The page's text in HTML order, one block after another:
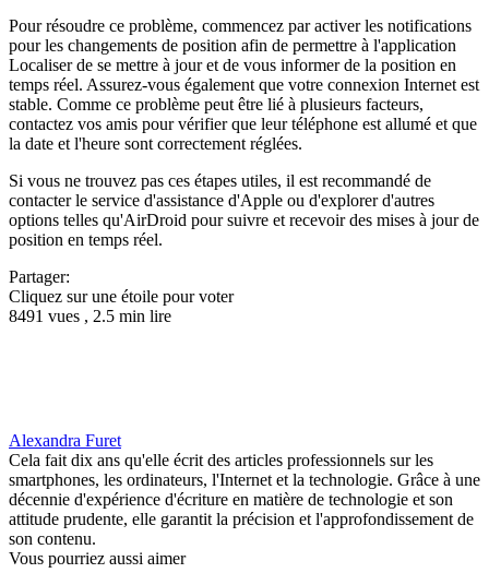
Pour résoudre ce problème, commencez par activer les notifications
pour les changements de position afin de permettre à l'application
Localiser de se mettre à jour et de vous informer de la position en
temps réel. Assurez-vous également que votre connexion Internet est
stable. Comme ce problème peut être lié à plusieurs facteurs,
contactez vos amis pour vérifier que leur téléphone est allumé et que
la date et l'heure sont correctement réglées.
Si vous ne trouvez pas ces étapes utiles, il est recommandé de
contacter le service d'assistance d'Apple ou d'explorer d'autres
options telles qu'AirDroid pour suivre et recevoir des mises à jour de
position en temps réel.
Partager:
Cliquez sur une étoile pour voter
8491 vues , 2.5 min lire
Alexandra Furet
Cela fait dix ans qu'elle écrit des articles professionnels sur les
smartphones, les ordinateurs, l'Internet et la technologie. Grâce à une
décennie d'expérience d'écriture en matière de technologie et son
attitude prudente, elle garantit la précision et l'approfondissement de
son contenu.
Vous pourriez aussi aimer